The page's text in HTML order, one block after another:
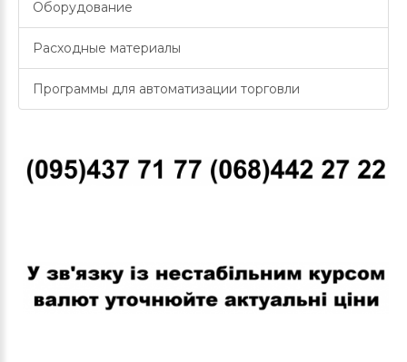
Оборудование
Расходные материалы
Программы для автоматизации торговли